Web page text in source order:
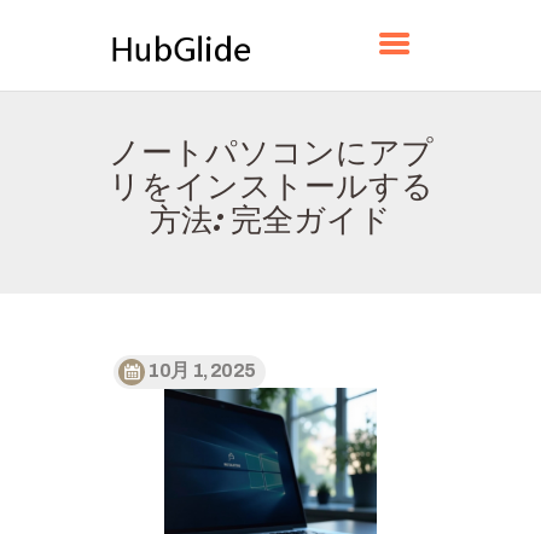
ノートパソコンにアプ
リをインストールする
方法: 完全ガイド
HUBGLIDE
ホーム
HUBGLIDEについて
お問い合わせ
10月 1, 2025